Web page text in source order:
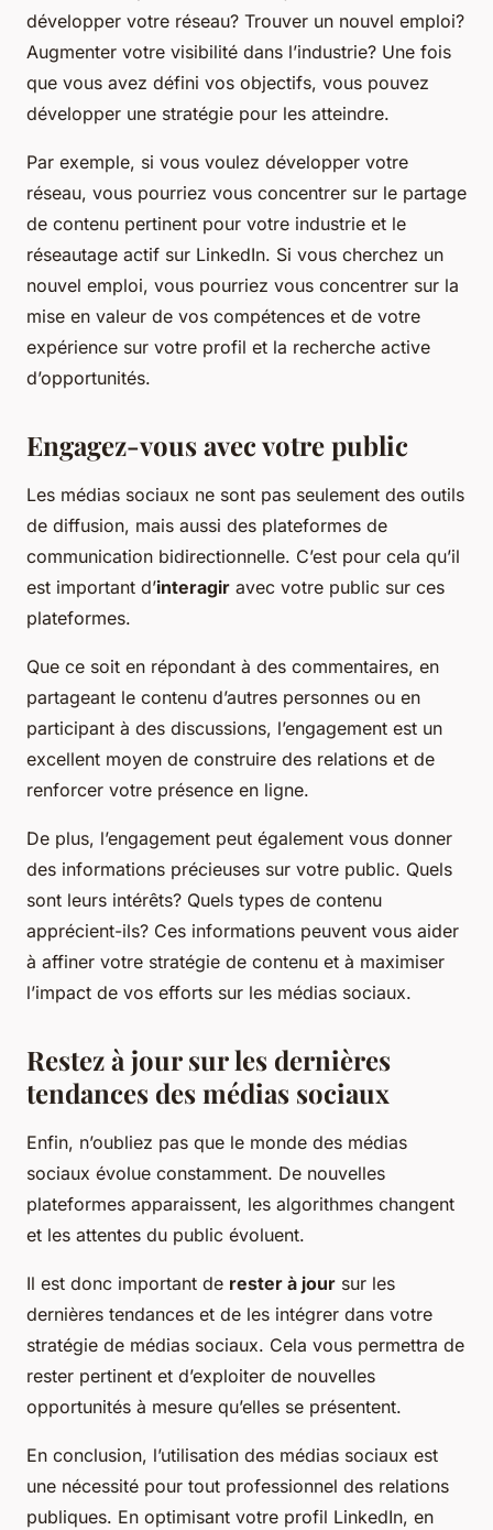
développer votre réseau? Trouver un nouvel emploi?
Augmenter votre visibilité dans l’industrie? Une fois
que vous avez défini vos objectifs, vous pouvez
développer une stratégie pour les atteindre.
Par exemple, si vous voulez développer votre
réseau, vous pourriez vous concentrer sur le partage
de contenu pertinent pour votre industrie et le
réseautage actif sur LinkedIn. Si vous cherchez un
nouvel emploi, vous pourriez vous concentrer sur la
mise en valeur de vos compétences et de votre
expérience sur votre profil et la recherche active
d’opportunités.
Engagez-vous avec votre public
Les médias sociaux ne sont pas seulement des outils
de diffusion, mais aussi des plateformes de
communication bidirectionnelle. C’est pour cela qu’il
est important d’interagir avec votre public sur ces
plateformes.
Que ce soit en répondant à des commentaires, en
partageant le contenu d’autres personnes ou en
participant à des discussions, l’engagement est un
excellent moyen de construire des relations et de
renforcer votre présence en ligne.
De plus, l’engagement peut également vous donner
des informations précieuses sur votre public. Quels
sont leurs intérêts? Quels types de contenu
apprécient-ils? Ces informations peuvent vous aider
à affiner votre stratégie de contenu et à maximiser
l’impact de vos efforts sur les médias sociaux.
Restez à jour sur les dernières
tendances des médias sociaux
Enfin, n’oubliez pas que le monde des médias
sociaux évolue constamment. De nouvelles
plateformes apparaissent, les algorithmes changent
et les attentes du public évoluent.
Il est donc important de rester à jour sur les
dernières tendances et de les intégrer dans votre
stratégie de médias sociaux. Cela vous permettra de
rester pertinent et d’exploiter de nouvelles
opportunités à mesure qu’elles se présentent.
En conclusion, l’utilisation des médias sociaux est
une nécessité pour tout professionnel des relations
publiques. En optimisant votre profil LinkedIn, en